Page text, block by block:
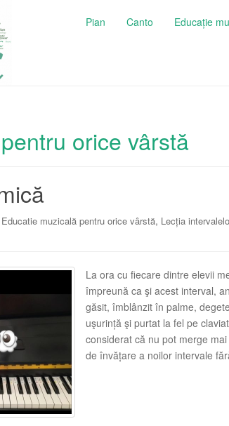
Pian Canto Educație
orice vârstă
Educatie muzicală pentru orice vârstă, Lecția
La ora cu fiecare dintre elevii
împreună ca şi acest interval,
găsit, îmblânzit în palme,
uşurință şi purtat la fel pe
considerat că nu pot merge
de învățare a noilor intervale